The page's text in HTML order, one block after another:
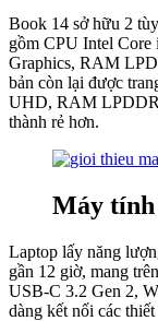
Book 14 sở hữu 2
gồm CPU Intel
Graphics, RAM
bản còn lại được
UHD, RAM
thành rẻ hơn.
Máy tính
Laptop lấy năng
gần 12 giờ, mang
USB-C 3.2 Gen 2,
dàng kết nối các